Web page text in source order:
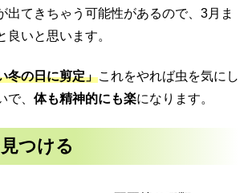
出てきちゃう可能性があるので、3月ま
良いと思います。
冬の日に剪定」これをやれば虫を気にし
で、 体も精神的にも楽になります。
つける